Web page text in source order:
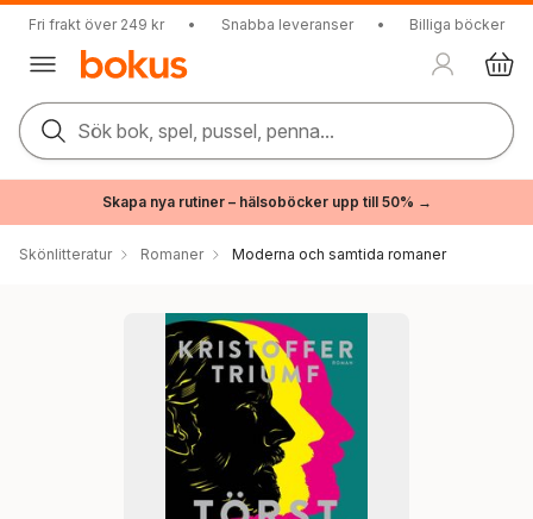
Fri frakt över 249 kr • Snabba leveranser • Billiga böcker
Sök bok, spel, pussel, penna...
Skapa nya rutiner – hälsoböcker upp till 50% →
Skönlitteratur Romaner Moderna och samtida romaner